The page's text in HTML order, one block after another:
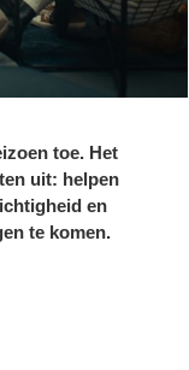
toe. Het
uit: helpen
en
te komen.